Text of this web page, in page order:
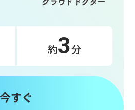
約3分
今すぐ